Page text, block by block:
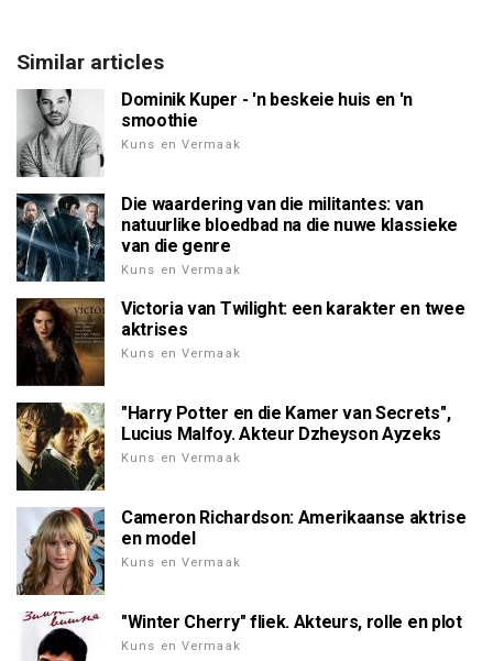
Similar articles
Dominik Kuper - 'n beskeie huis en 'n
smoothie
Kuns en Vermaak
Die waardering van die militantes: van
natuurlike bloedbad na die nuwe klassieke
van die genre
Kuns en Vermaak
Victoria van Twilight: een karakter en twee
aktrises
Kuns en Vermaak
"Harry Potter en die Kamer van Secrets",
Lucius Malfoy. Akteur Dzheyson Ayzeks
Kuns en Vermaak
Cameron Richardson: Amerikaanse aktrise
en model
Kuns en Vermaak
"Winter Cherry" fliek. Akteurs, rolle en plot
Kuns en Vermaak